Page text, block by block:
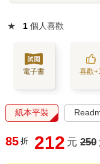
★ 1 個人喜歡
電子書 喜歡
紙本平裝
85 折 212 元 250